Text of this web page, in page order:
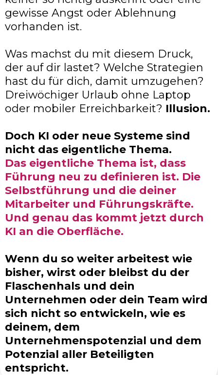
gewisse Angst oder Ablehnung
vorhanden ist.
Was machst du mit diesem Druck,
der auf dir lastet? Welche Strategien
hast du für dich, damit umzugehen?
Dreiwöchiger Urlaub ohne Laptop
oder mobiler Erreichbarkeit? Illusion.
Doch KI oder neue Systeme sind
nicht das eigentliche Thema.
Das eigentliche Thema ist, dass
Führung neu zu definieren ist. Die
Selbstführung und die deiner
Mitarbeiter und Führungskräfte.
Und genau das kommt jetzt durch
KI an die Oberfläche.
Wenn du so weiter arbeitest wie
bisher, wirst oder bleibst du der
Flaschenhals und dein
Unternehmen oder dein Team wird
sich nicht so entwickeln, wie es
deinem, dem
Unternehmenspotenzial und dem
Potenzial aller Beteiligten
entspricht.